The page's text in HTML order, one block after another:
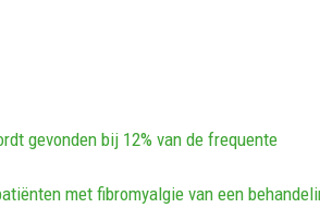
gevonden bij 12% van de frequente
met fibromyalgie van een